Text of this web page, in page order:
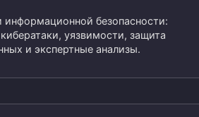
информационной безопасности:
уязвимости, защита
и экспертные анализы.